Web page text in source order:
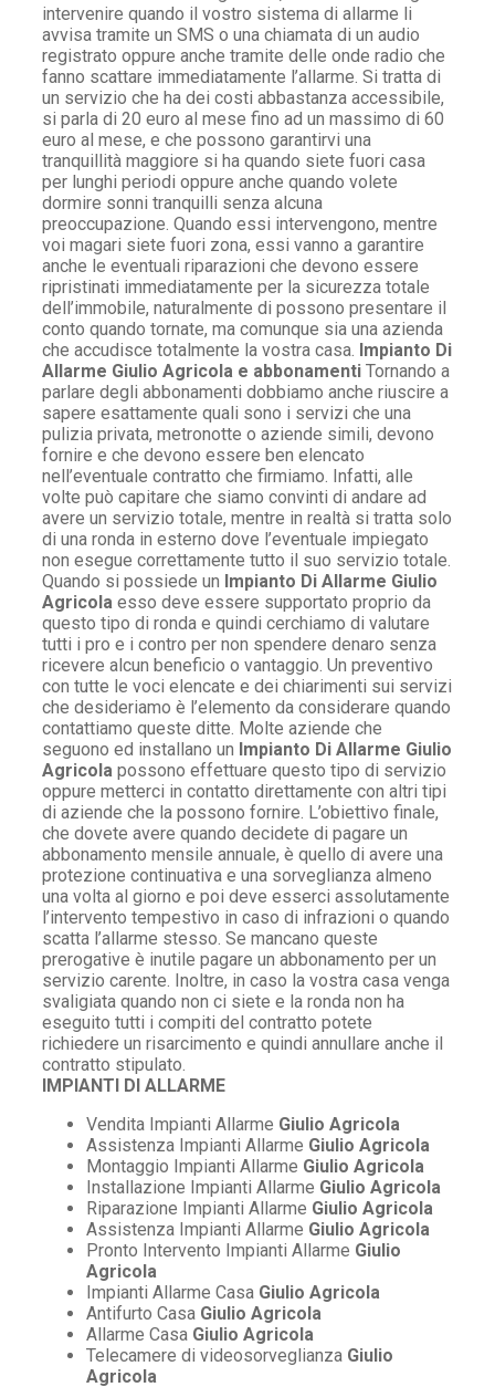
intervenire quando il vostro sistema di allarme li
avvisa tramite un SMS o una chiamata di un audio
registrato oppure anche tramite delle onde radio che
fanno scattare immediatamente l’allarme. Si tratta di
un servizio che ha dei costi abbastanza accessibile,
si parla di 20 euro al mese fino ad un massimo di 60
euro al mese, e che possono garantirvi una
tranquillità maggiore si ha quando siete fuori casa
per lunghi periodi oppure anche quando volete
dormire sonni tranquilli senza alcuna
preoccupazione. Quando essi intervengono, mentre
voi magari siete fuori zona, essi vanno a garantire
anche le eventuali riparazioni che devono essere
ripristinati immediatamente per la sicurezza totale
dell’immobile, naturalmente di possono presentare il
conto quando tornate, ma comunque sia una azienda
che accudisce totalmente la vostra casa. Impianto Di
Allarme Giulio Agricola e abbonamenti Tornando a
parlare degli abbonamenti dobbiamo anche riuscire a
sapere esattamente quali sono i servizi che una
pulizia privata, metronotte o aziende simili, devono
fornire e che devono essere ben elencato
nell’eventuale contratto che firmiamo. Infatti, alle
volte può capitare che siamo convinti di andare ad
avere un servizio totale, mentre in realtà si tratta solo
di una ronda in esterno dove l’eventuale impiegato
non esegue correttamente tutto il suo servizio totale.
Quando si possiede un Impianto Di Allarme Giulio
Agricola esso deve essere supportato proprio da
questo tipo di ronda e quindi cerchiamo di valutare
tutti i pro e i contro per non spendere denaro senza
ricevere alcun beneficio o vantaggio. Un preventivo
con tutte le voci elencate e dei chiarimenti sui servizi
che desideriamo è l’elemento da considerare quando
contattiamo queste ditte. Molte aziende che
seguono ed installano un Impianto Di Allarme Giulio
Agricola possono effettuare questo tipo di servizio
oppure metterci in contatto direttamente con altri tipi
di aziende che la possono fornire. L’obiettivo finale,
che dovete avere quando decidete di pagare un
abbonamento mensile annuale, è quello di avere una
protezione continuativa e una sorveglianza almeno
una volta al giorno e poi deve esserci assolutamente
l’intervento tempestivo in caso di infrazioni o quando
scatta l’allarme stesso. Se mancano queste
prerogative è inutile pagare un abbonamento per un
servizio carente. Inoltre, in caso la vostra casa venga
svaligiata quando non ci siete e la ronda non ha
eseguito tutti i compiti del contratto potete
richiedere un risarcimento e quindi annullare anche il
contratto stipulato.
IMPIANTI DI ALLARME
Vendita Impianti Allarme Giulio Agricola
Assistenza Impianti Allarme Giulio Agricola
Montaggio Impianti Allarme Giulio Agricola
Installazione Impianti Allarme Giulio Agricola
Riparazione Impianti Allarme Giulio Agricola
Assistenza Impianti Allarme Giulio Agricola
Pronto Intervento Impianti Allarme Giulio
Agricola
Impianti Allarme Casa Giulio Agricola
Antifurto Casa Giulio Agricola
Allarme Casa Giulio Agricola
Telecamere di videosorveglianza Giulio
Agricola